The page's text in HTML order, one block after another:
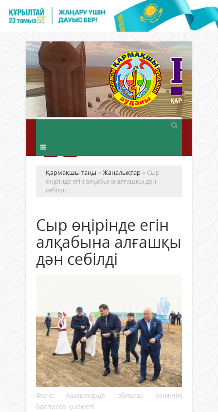
Қармақшы таңы »Жаңалықтар » Сыр
өңірінде егін алқабына алғашқы дән
себілді
Сыр өңірінде егін
алқабына алғашқы
дән себілді
Фото: Қызылорда облысы әкімінің
баспасөз қызметі